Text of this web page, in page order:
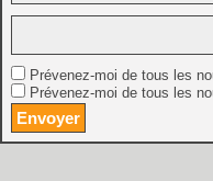
Prévenez-moi de tous les
Prévenez-moi de tous les